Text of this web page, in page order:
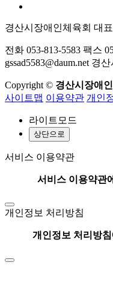
경산시장애인체육회 대
전화 053-813-5583 팩스
gssad5583@daum.net 경산
Copyright © 경산시장애
사이트맵 이용약관 개인
라이트모드
상단으로
서비스 이용약관
서비스 이용약관
개인정보 처리방침
개인정보 처리방